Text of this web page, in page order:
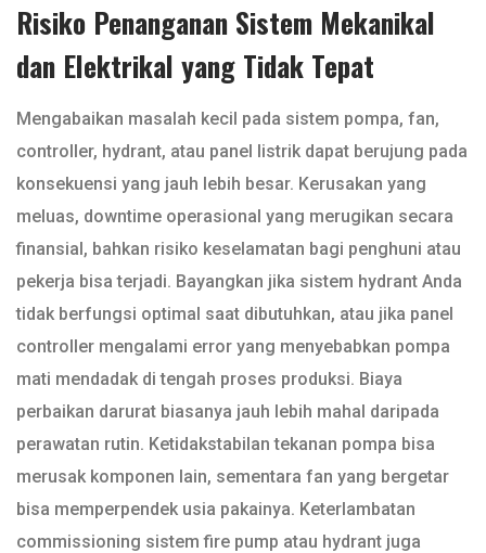
Risiko Penanganan Sistem Mekanikal
dan Elektrikal yang Tidak Tepat
Mengabaikan masalah kecil pada sistem pompa, fan,
controller, hydrant, atau panel listrik dapat berujung pada
konsekuensi yang jauh lebih besar. Kerusakan yang
meluas, downtime operasional yang merugikan secara
finansial, bahkan risiko keselamatan bagi penghuni atau
pekerja bisa terjadi. Bayangkan jika sistem hydrant Anda
tidak berfungsi optimal saat dibutuhkan, atau jika panel
controller mengalami error yang menyebabkan pompa
mati mendadak di tengah proses produksi. Biaya
perbaikan darurat biasanya jauh lebih mahal daripada
perawatan rutin. Ketidakstabilan tekanan pompa bisa
merusak komponen lain, sementara fan yang bergetar
bisa memperpendek usia pakainya. Keterlambatan
commissioning sistem fire pump atau hydrant juga